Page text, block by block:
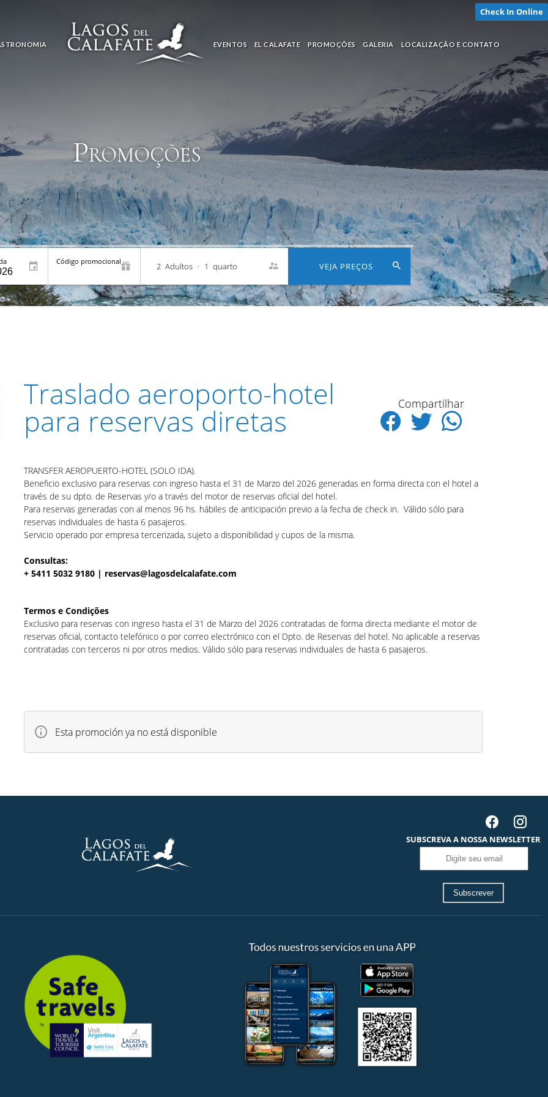
EVENTOS EL CALAFATE PROMOÇÕES GALERIA LOCALIZAÇÃO E CONTATO
Código promocional 2 Adultos • 1 quarto VEJA PREÇOS
Promoções
Traslado aeroporto-hotel
para reservas diretas Compartilhar
TRANSFER AEROPUERTO-HOTEL (SOLO IDA).
Beneficio exclusivo para reservas con ingreso hasta el 31 de Marzo del 2026 generadas en forma directa con el hotel a
través de su dpto. de Reservas y/o a través del motor de reservas oficial del hotel.
Para reservas generadas con al menos 96 hs. hábiles de anticipación previo a la fecha de check in. Válido sólo para
reservas individuales de hasta 6 pasajeros.
Servicio operado por empresa tercerizada, sujeto a disponibilidad y cupos de la misma.
Consultas:
+ 5411 5032 9180 | reservas@lagosdelcalafate.com
Termos e Condições
Exclusivo para reservas con ingreso hasta el 31 de Marzo del 2026 contratadas de forma directa mediante el motor de
reservas oficial, contacto telefónico o por correo electrónico con el Dpto. de Reservas del hotel. No aplicable a reservas
contratadas con terceros ni por otros medios. Válido sólo para reservas individuales de hasta 6 pasajeros.
Esta promoción ya no está disponible
SUBSCREVA A NOSSA NEWSLETTER
Subscrever
Check In Online